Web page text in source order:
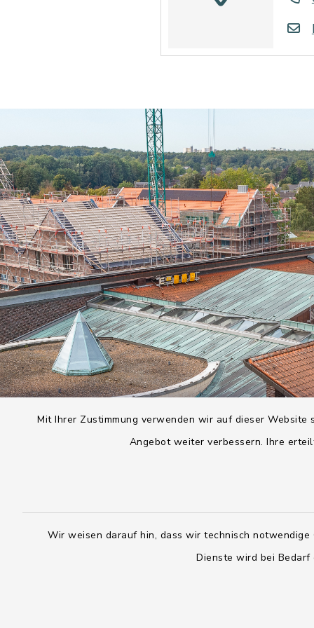
Mit Ihrer Zustimmung verwenden wir auf dieser
Angebot weiter verbessern. Ihre
Wir weisen darauf hin, dass wir technisch
Dienste wird bei